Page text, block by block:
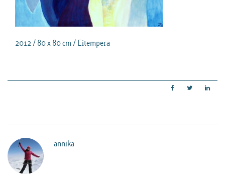
2012 / 80 x 80 cm / Eitempera
annika